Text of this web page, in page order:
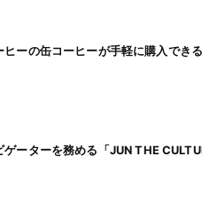
ヒーの缶コーヒーが手軽に購入でき
ゲーターを務める「JUN THE